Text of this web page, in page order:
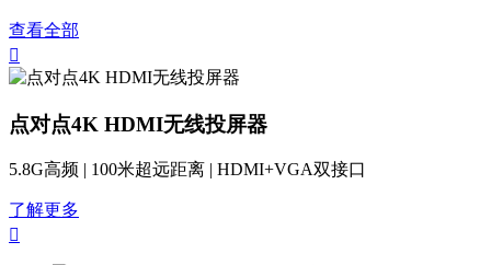
查看全部

点对点4K HDMI无线投屏器
5.8G高频 | 100米超远距离 | HDMI+VGA双接口
了解更多
